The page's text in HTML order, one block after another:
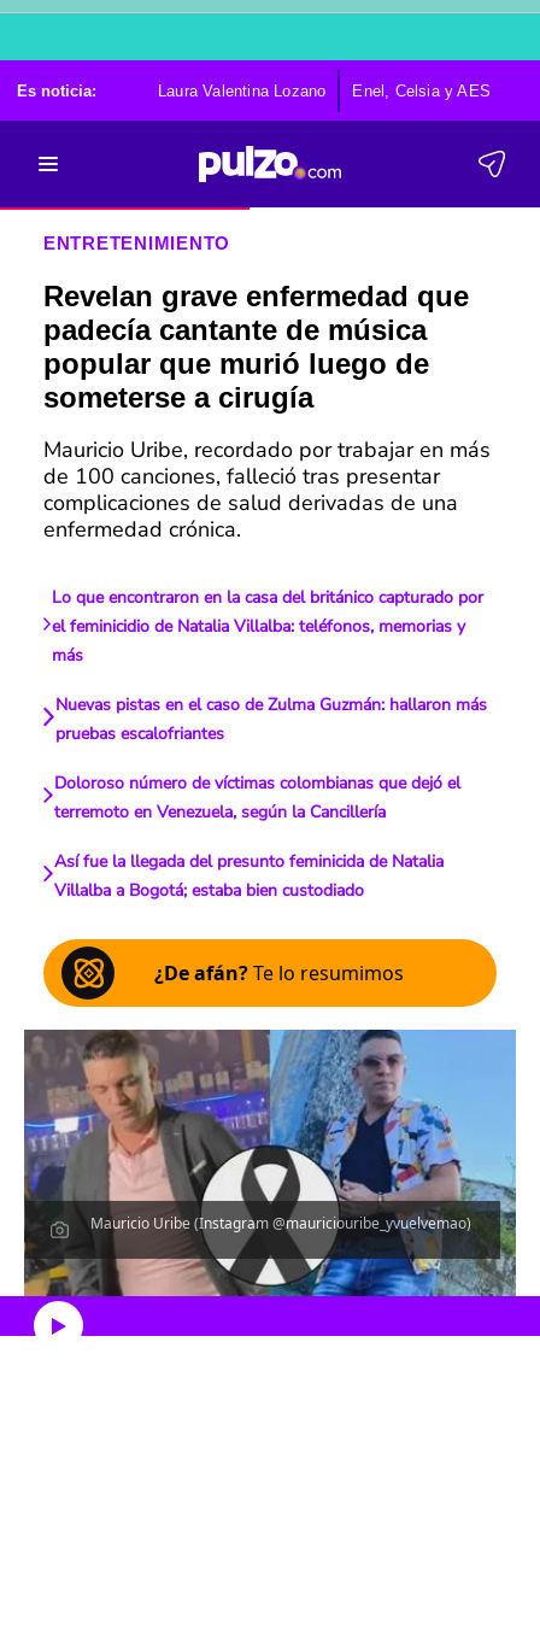
Es noticia: Laura Valentina Lozano Enel, Celsia y AES
ENTRETENIMIENTO
Revelan grave enfermedad que
padecía cantante de música
popular que murió luego de
someterse a cirugía
Mauricio Uribe, recordado por trabajar en más
de 100 canciones, falleció tras presentar
complicaciones de salud derivadas de una
enfermedad crónica.
Lo que encontraron en la casa del británico capturado por
el feminicidio de Natalia Villalba: teléfonos, memorias y
más
Nuevas pistas en el caso de Zulma Guzmán: hallaron más
pruebas escalofriantes
Doloroso número de víctimas colombianas que dejó el
terremoto en Venezuela, según la Cancillería
Así fue la llegada del presunto feminicida de Natalia
Villalba a Bogotá; estaba bien custodiado
¿De afán?Te lo resumimos
Mauricio Uribe (Instagram @mauriciouribe_yvuelvemao)
Escucha el artículo